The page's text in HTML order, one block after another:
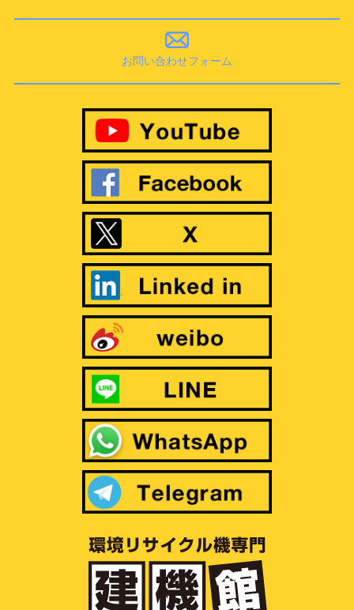
お問い合わせフォーム